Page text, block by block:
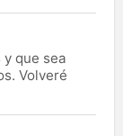
que sea
Volveré